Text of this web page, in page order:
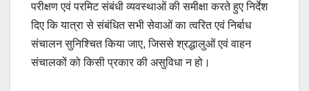
परीक्षण एवं परमिट संबंधी व्यवस्थाओं की समीक्षा करते हुए निर्देश
दिए कि यात्रा से संबंधित सभी सेवाओं का त्वरित एवं निर्बाध
संचालन सुनिश्चित किया जाए, जिससे श्रद्धालुओं एवं वाहन
संचालकों को किसी प्रकार की असुविधा न हो।